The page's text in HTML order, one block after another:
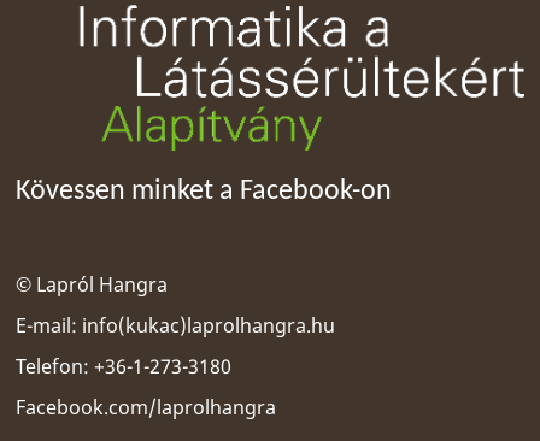
Kövessen minket a Facebook-on
© Lapról Hangra
E-mail: info(kukac)laprolhangra.hu
Telefon: +36-1-273-3180
Facebook.com/laprolhangra